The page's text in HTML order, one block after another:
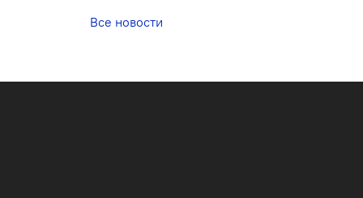
Все новости